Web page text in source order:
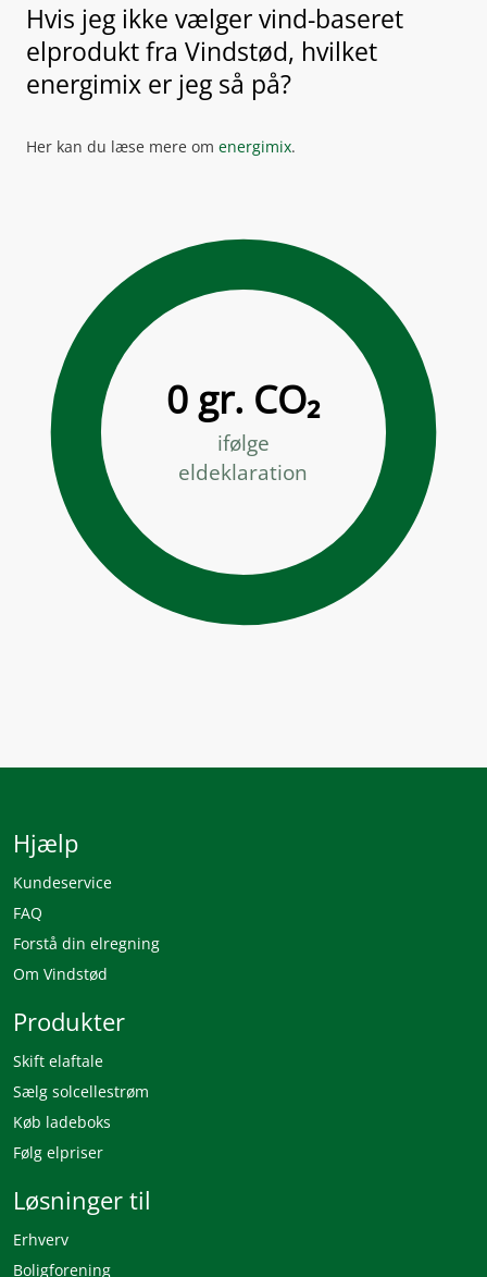
Hvis jeg ikke vælger vind-baseret
elprodukt fra Vindstød, hvilket
energimix er jeg så på?
Her kan du læse mere om energimix.
0 gr. CO₂
ifølge
eldeklaration
Hjælp
Kundeservice
FAQ
Forstå din elregning
Om Vindstød
Produkter
Skift elaftale
Sælg solcellestrøm
Køb ladeboks
Følg elpriser
Løsninger til
Erhverv
Boligforening